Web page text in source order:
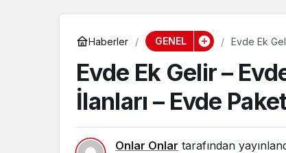
Haberler GENEL
Evde Ek Gelir –
İlanları – Evde
Onlar Onlar tarafından